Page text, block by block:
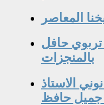
المعاصر
تربوي حافل
بالمنجزات
الاستاذ
حافظ